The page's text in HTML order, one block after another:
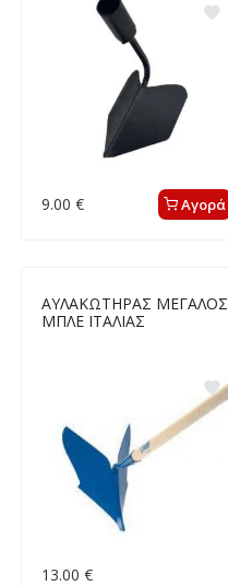
9.00 € Αγορά
ΑΥΛΑΚΩΤΗΡΑΣ ΜΕΓΑΛΟΣ
ΜΠΛΕ ΙΤΑΛΙΑΣ
13.00 €